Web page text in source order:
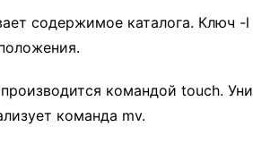
содержимое каталога. Ключ
командой touch.
команда mv.